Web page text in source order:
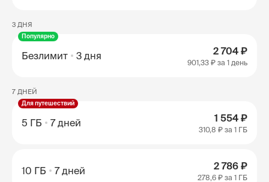
3 ДНЯ
Популярно
Безлимит 3 дня 2 704 ₽
901,33 ₽ за 1 день
7 ДНЕЙ
Для путешествий
5 ГБ 7 дней 1 554 ₽
310,8 ₽ за 1 ГБ
10 ГБ 7 дней 2 786 ₽
278,6 ₽ за 1 ГБ